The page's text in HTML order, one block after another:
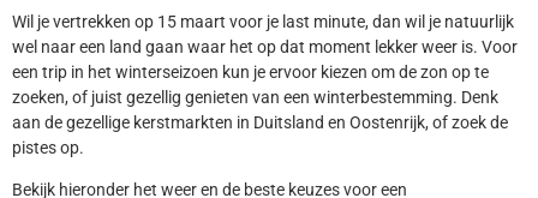
Wil je vertrekken op 15 maart voor je last minute, dan wil je natuurlijk
wel naar een land gaan waar het op dat moment lekker weer is. Voor
een trip in het winterseizoen kun je ervoor kiezen om de zon op te
zoeken, of juist gezellig genieten van een winterbestemming. Denk
aan de gezellige kerstmarkten in Duitsland en Oostenrijk, of zoek de
pistes op.
Bekijk hieronder het weer en de beste keuzes voor een